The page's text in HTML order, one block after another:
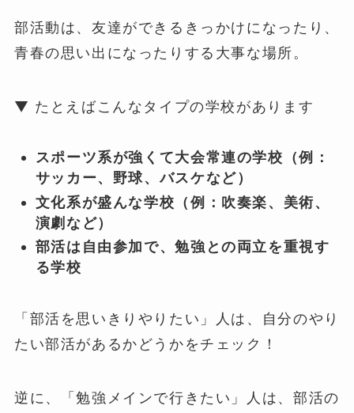
部活動は、友達ができるきっかけになったり、
青春の思い出になったりする大事な場所。
▼ たとえばこんなタイプの学校があります
スポーツ系が強くて大会常連の学校（例：
サッカー、野球、バスケなど）
文化系が盛んな学校（例：吹奏楽、美術、
演劇など）
部活は自由参加で、勉強との両立を重視す
る学校
「部活を思いきりやりたい」人は、自分のやり
たい部活があるかどうかをチェック！
逆に、「勉強メインで行きたい」人は、部活の